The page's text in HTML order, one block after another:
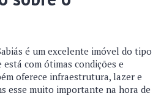
é um excelente imóvel do tipo
com ótimas condições e
oferece infraestrutura, lazer e
esse muito importante na hora de